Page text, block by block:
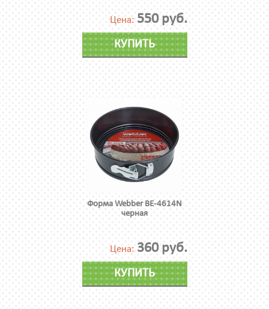
Цена: 550 руб.
КУПИТЬ
Форма Webber BE-4614N
черная
Цена: 360 руб.
КУПИТЬ